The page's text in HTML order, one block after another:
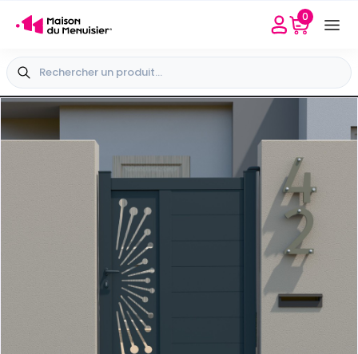
Besoin d'aide
0